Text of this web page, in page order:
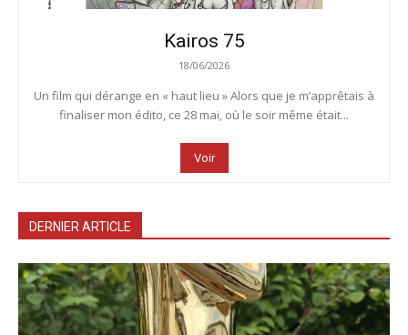
Kairos 75
18/06/2026
Un film qui dérange en « haut lieu » Alors que je m’apprêtais à
finaliser mon édito, ce 28 mai, où le soir même était...
Voir
DERNIER ARTICLE